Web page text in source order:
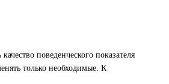
поведенческого показателя
только необходимые. К